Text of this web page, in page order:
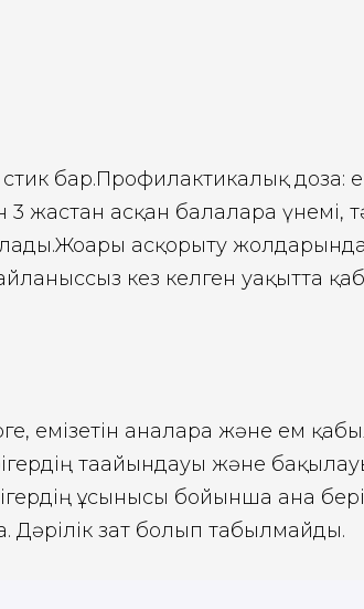
бар.Профилактикалық доза:
жастан асқан балаларға үнемі,
асқорыту
кез келген уақытта
емізетін аналарға және ем
тағайындауы және
ұсынысы бойынша ғана
Дәрілік зат болып табылмайды.